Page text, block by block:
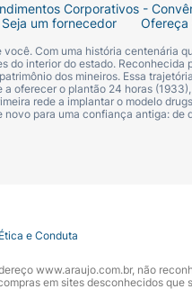
dos danos oxidativos
a aplicação. Aplicar o
Indicado para
Corporativos -
Seja um fornecedor Ofereça
Com uma história centenária
interior do estado.
dos mineiros. Essa
oferecer o plantão 24 horas
rede a implantar o modelo
para uma confiança antiga:
e Conduta
www.araujo.com.br, não
em sites desconhecidos